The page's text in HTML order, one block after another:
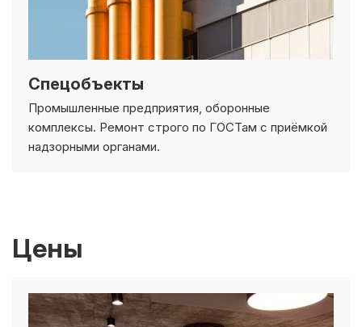
Промышленные предприятия, оборонные
комплексы. Ремонт строго по ГОСТам с приёмкой
надзорными органами.
Цены